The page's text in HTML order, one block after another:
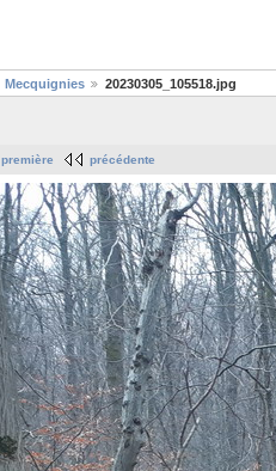
Mecquignies 20230305_105518.jpg
première précédente